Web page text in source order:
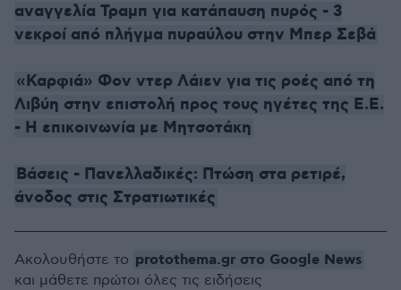
αναγγελία Τραμπ για κατάπαυση πυρός - 3
νεκροί από πλήγμα πυραύλου στην Μπερ Σεβά
«Καρφιά» Φον ντερ Λάιεν για τις ροές από τη
Λιβύη στην επιστολή προς τους ηγέτες της Ε.Ε.
- Η επικοινωνία με Μητσοτάκη
Βάσεις - Πανελλαδικές: Πτώση στα ρετιρέ,
άνοδος στις Στρατιωτικές
Ακολουθήστε το protothema.gr στο Google News
και μάθετε πρώτοι όλες τις ειδήσεις